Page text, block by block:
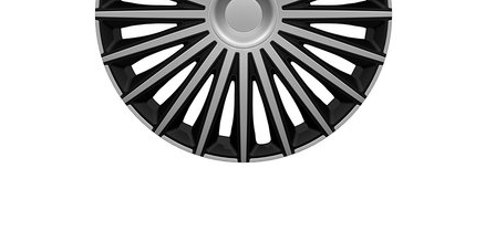
TOYOTA
VOLKSWAGEN (TOT VW PASSAT)
VOLKSWAGEN (VANAF VW PASSAT)
15 INCH
INFORMATIE OVER LAADKABELS
ACCULADER
JUMPSTARTER
PECH ONDERWEG
AUTOSTOELTJE
DAKKOFFER
INFORMATIE OVER DAKKOFFERS
SNEEUWKETTINGEN
SNEEUWKETTINGEN VOOR SUV, MPV, 4X4, CAMPER EN
REGELGEVING M.B.T. VERLICHTING
ADVIES BIJ DEFECTE VERLICHTING
CARAVANHOES
INFORMATIE OVER CARAVANHOEZEN
AANHANGWAGEN